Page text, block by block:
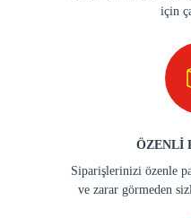
için
ÖZENLİ
Siparişlerinizi özenle
ve zarar görmeden